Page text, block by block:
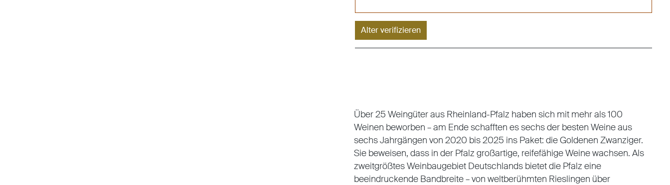
Alter verifizieren
Über 25 Weingüter aus Rheinland-Pfalz haben sich mit mehr als 100
Weinen beworben – am Ende schafften es sechs der besten Weine aus
sechs Jahrgängen von 2020 bis 2025 ins Paket: die Goldenen Zwanziger.
Sie beweisen, dass in der Pfalz großartige, reifefähige Weine wachsen. Als
zweitgrößtes Weinbaugebiet Deutschlands bietet die Pfalz eine
beeindruckende Bandbreite – von weltberühmten Rieslingen über